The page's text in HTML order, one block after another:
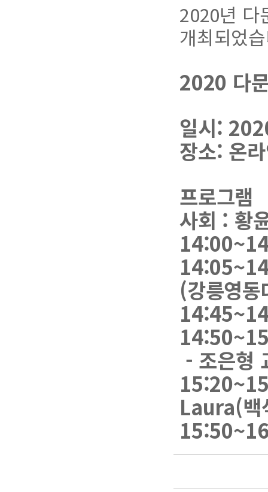
2020년 다
개최되었
2020 다
일시:
장소: 온
프로그램
사회 : 황
(강릉영
- 조은형
Laura(백